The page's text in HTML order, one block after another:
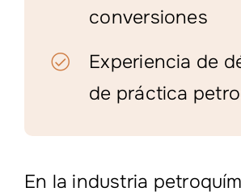
conversiones
Experiencia de
de práctica
En la industria